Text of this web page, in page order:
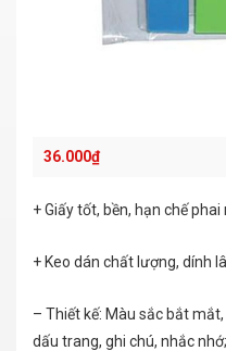
36.000₫
+ Giấy tốt, bền, hạn chế phai
+ Keo dán chất lượng, dính
– Thiết kế: Màu sắc bắt
dấu trang, ghi chú, nhắc